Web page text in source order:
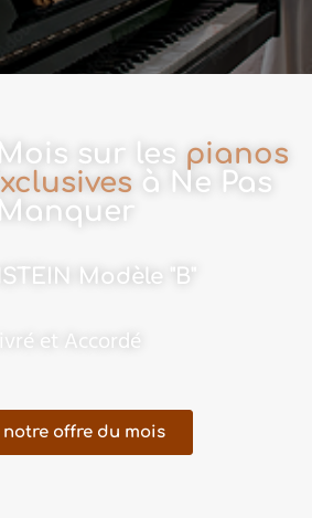
sur les pianos
à Ne Pas
Manquer
Modèle "B"
Livré et Accordé
notre offre du mois